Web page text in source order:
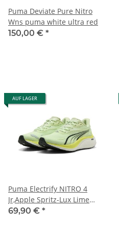
Puma Deviate Pure Nitro
Wns puma white ultra red
150,00 € *
AUF LAGER
Puma Electrify NITRO 4
Jr,Apple Spritz-Lux Lime
black
69,90 € *